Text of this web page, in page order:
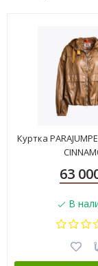
Куртка
63
В